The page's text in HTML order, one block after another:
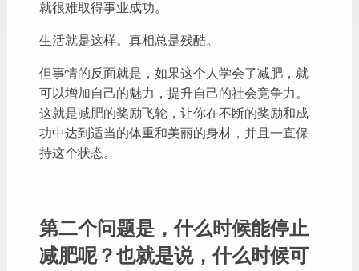
就很难取得事业成功。
生活就是这样。真相总是残酷。
但事情的反面就是，如果这个人学会了减肥，就
可以增加自己的魅力，提升自己的社会竞争力。
这就是减肥的奖励飞轮，让你在不断的奖励和成
功中达到适当的体重和美丽的身材，并且一直保
持这个状态。
第二个问题是，什么时候能停止
减肥呢？也就是说，什么时候可